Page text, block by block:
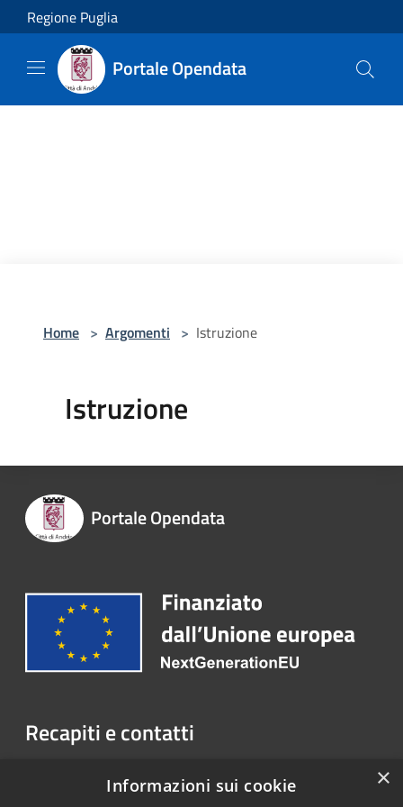
Salta al contenuto principale
Regione Puglia
Portale Opendata
Home > Argomenti > Istruzione
Istruzione
Portale Opendata
Recapiti e contatti
+39.0883.290.111
×
Informazioni sui cookie